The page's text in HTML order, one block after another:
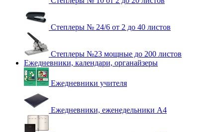
Степлеры № 24/6 от 2 до 40 листов
Степлеры №23 мощные до 200 листов
Ежедневники, календари, органайзеры
Ежедневники учителя
Ежедневники, еженедельники А4